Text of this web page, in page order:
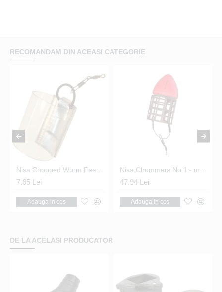
RECOMANDAM DIN ACEASI CATEGORIE
7.65 Lei
Adauga in cos
47.94 Lei
Adauga in cos
DE LA ACELASI PRODUCATOR